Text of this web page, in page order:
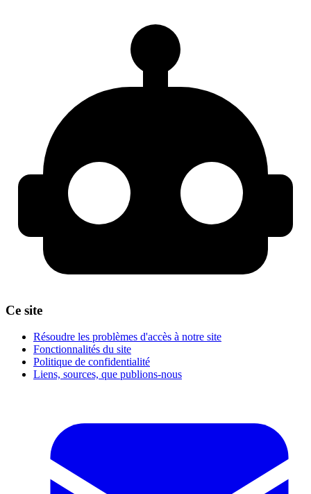
Ce site
Résoudre les problèmes d'accès à notre site
Fonctionnalités du site
Politique de confidentialité
Liens, sources, que publions-nous